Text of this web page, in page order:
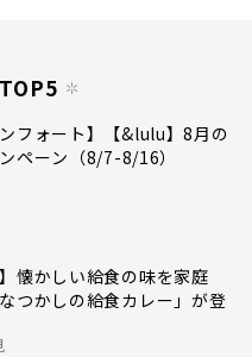
ンフォート】【&lulu】8月の
ペーン（8/7-8/16）
懐かしい給食の味を家庭
つかしの給食カレー」が登